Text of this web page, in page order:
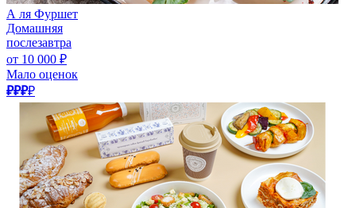
А ля Фуршет
Домашняя
послезавтра
от 10 000 ₽
Мало оценок
₽₽₽₽